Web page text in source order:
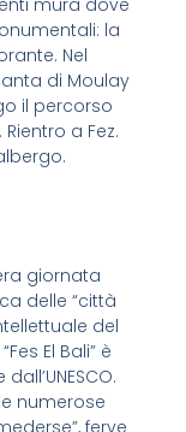
mura dove
la
Nel
di Moulay
il percorso
a Fez.
giornata
delle “città
del
El Bali” è
numerose
ferve